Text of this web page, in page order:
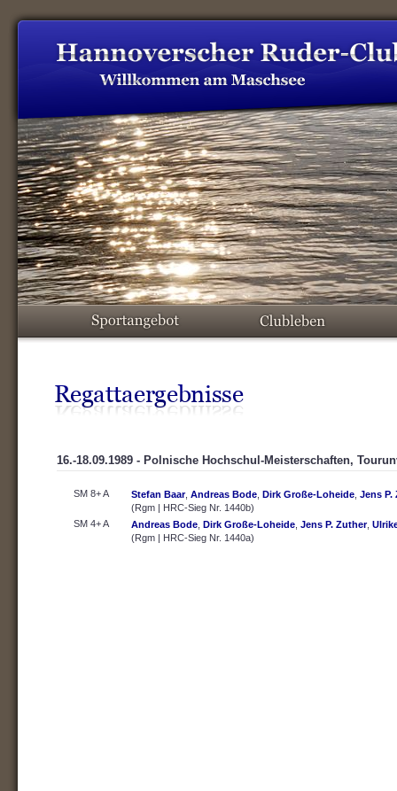
16.-18.09.1989 - Polnische Hochschul-Meisterschaften,
SM 8+ A Stefan Baar, Andreas Bode Dirk Große-Loheide Jens P.
(Rgm | HRC-Sieg Nr. 1440b)
SM 4+ A
Andreas Bode Dirk Große-Loheide Jens P. Zuther,
(Rgm | HRC-Sieg Nr. 1440a)